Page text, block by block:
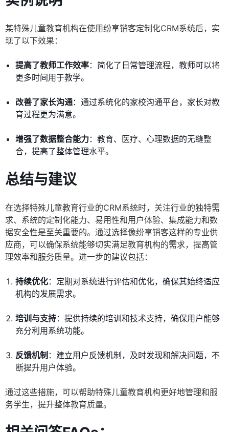
某特殊儿童教育机构在使用纷享销客定制化CRM系统后，实
现了以下效果：
提高了教师工作效率：简化了日常管理流程，教师可以将
更多时间用于教学。
改善了家长沟通：通过系统化的家校沟通平台，家长对教
育过程更为满意。
增强了数据整合能力：教育、医疗、心理数据的无缝整
合，提高了整体管理水平。
总结与建议
在选择特殊儿童教育行业的CRM系统时，关注行业的独特需
求、系统的定制化能力、易用性和用户体验、集成能力和数
据安全性是至关重要的。通过选择像纷享销客这样的专业供
应商，可以确保系统能够切实满足教育机构的需求，提高管
理效率和服务质量。进一步的建议包括：
持续优化：定期对系统进行评估和优化，确保其始终适应
机构的发展需求。
培训与支持：提供持续的培训和技术支持，确保用户能够
充分利用系统功能。
反馈机制 ：建立用户反馈机制，及时发现和解决问题，不
断提升用户体验。
通过这些措施，可以帮助特殊儿童教育机构更好地管理和服
务学生，提升整体教育质量。